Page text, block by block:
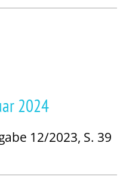
2024
12/2023, S. 39